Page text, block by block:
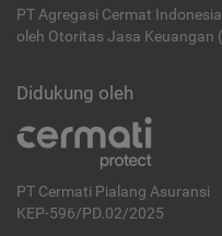
PT Agregasi Cermat Indonesia
oleh Otoritas Jasa Keuangan
Didukung oleh
PT Cermati Pialang Asuransi
KEP-596/PD.02/2025